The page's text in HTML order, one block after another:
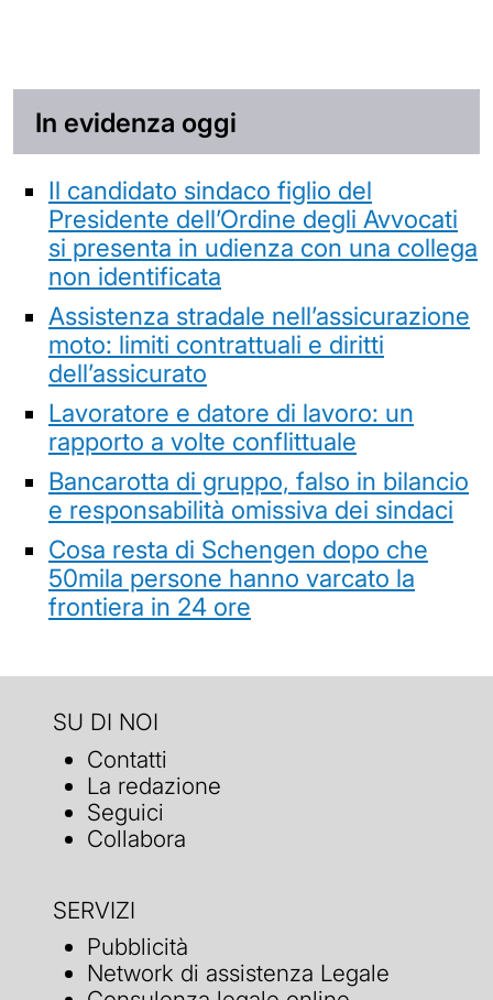
In evidenza oggi
Il candidato sindaco figlio del
Presidente dell’Ordine degli Avvocati
si presenta in udienza con una collega
non identificata
Assistenza stradale nell’assicurazione
moto: limiti contrattuali e diritti
dell’assicurato
Lavoratore e datore di lavoro: un
rapporto a volte conflittuale
Bancarotta di gruppo, falso in bilancio
e responsabilità omissiva dei sindaci
Cosa resta di Schengen dopo che
50mila persone hanno varcato la
frontiera in 24 ore
SU DI NOI
Contatti
La redazione
Seguici
Collabora
SERVIZI
Pubblicità
Network di assistenza Legale